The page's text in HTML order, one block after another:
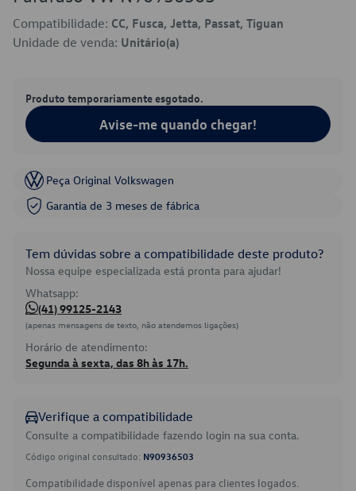
Compatibilidade: CC, Fusca, Jetta, Passat, Tiguan
Unidade de venda: Unitário(a)
Produto temporariamente esgotado.
Avise-me quando chegar!
Peça Original Volkswagen
Garantia de 3 meses de fábrica
Tem dúvidas sobre a compatibilidade deste produto?
Nossa equipe especializada está pronta para ajudar!
Whatsapp:
(41) 99125-2143
(apenas mensagens de texto, não atendemos ligações)
Horário de atendimento:
Segunda à sexta, das 8h às 17h.
Verifique a compatibilidade
Consulte a compatibilidade fazendo login na sua conta.
Código original consultado: N90936503
Compatibilidade disponível apenas para clientes logados.